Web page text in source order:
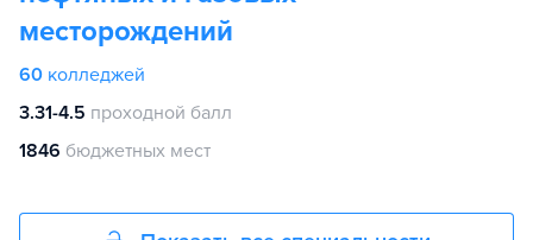
месторождений
60 колледжей
3.31-4.5 проходной балл
1846 бюджетных мест